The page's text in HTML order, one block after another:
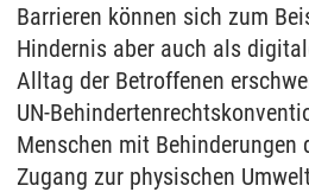
Barrieren können sich zum
Hindernis aber auch als
Alltag der Betroffenen
UN-
Menschen mit Behinderungen
Zugang zur physischen